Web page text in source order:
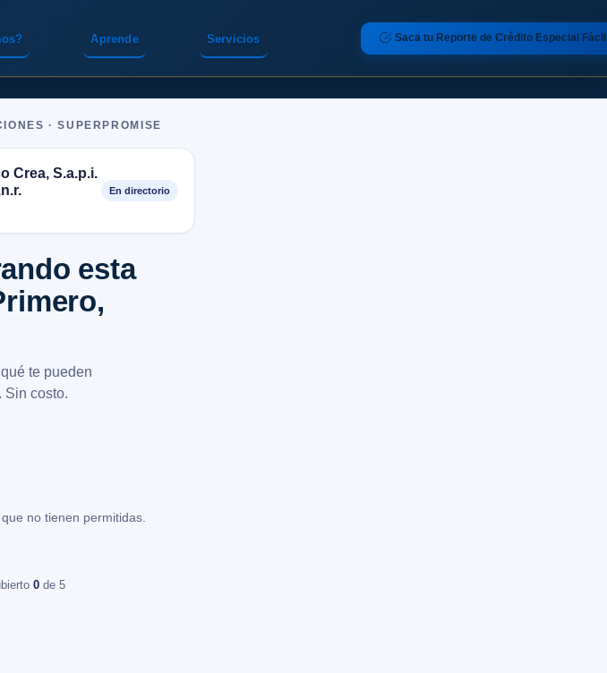
Servicios
Aprende Saca tu Reporte de Crédito Especial Fácil
· SUPERPROMISE
Crea, S.a.p.i.
En directorio
esta
te pueden
costo.
no tienen permitidas.
0 de 5